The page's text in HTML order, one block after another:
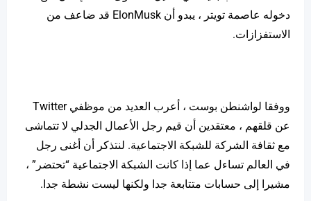
دخوله عاصمة تويتر ، يبدو أن ElonMusk قد ضاعف من
الاستفزازات.
ووفقا لواشنطن بوست ، أعرب العديد من موظفي Twitter
عن قلقهم ، معتقدين أن قيم رجل الأعمال الجدلي لا تتماشى
مع ثقافة الشركة للشبكة الاجتماعية. لنتذكر أن أغنى رجل
في العالم تساءل عما إذا كانت الشبكة الاجتماعية “تحتضر” ،
مشيرا إلى حسابات متتابعة جدا ولكنها ليست نشطة جدا.